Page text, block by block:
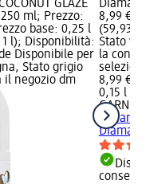
GLAZE
ml; Prezzo:
base: 0,25 l
1 l); Disponibilità:
Disponibile per
Stato grigio
il negozio dm
8,99 €;
(59,93
Stato
la
8,99 €
0,15 l